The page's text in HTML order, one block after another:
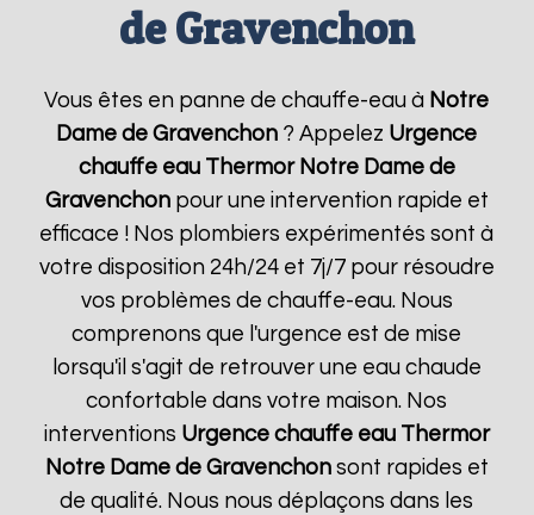
de Gravenchon
Vous êtes en panne de chauffe-eau à Notre
Dame de Gravenchon ? Appelez Urgence
chauffe eau Thermor Notre Dame de
Gravenchonpour une intervention rapide et
efficace ! Nos plombiers expérimentés sont à
votre disposition 24h/24 et 7j/7 pour résoudre
vos problèmes de chauffe-eau. Nous
comprenons que l'urgence est de mise
lorsqu'il s'agit de retrouver une eau chaude
confortable dans votre maison. Nos
interventions Urgence chauffe eau Thermor
Notre Dame de Gravenchonsont rapides et
de qualité. Nous nous déplaçons dans les